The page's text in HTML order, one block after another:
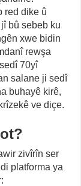
red dike û
bû sebeb ku
xwe bidin
rewşa
70yî
salane ji sedî
buhayê kirê,
ve diçe.
zivîrîn ser
platforma ya